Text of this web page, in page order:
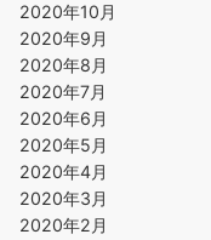
2020年10月
2020年9月
2020年8月
2020年7月
2020年6月
2020年5月
2020年4月
2020年3月
2020年2月